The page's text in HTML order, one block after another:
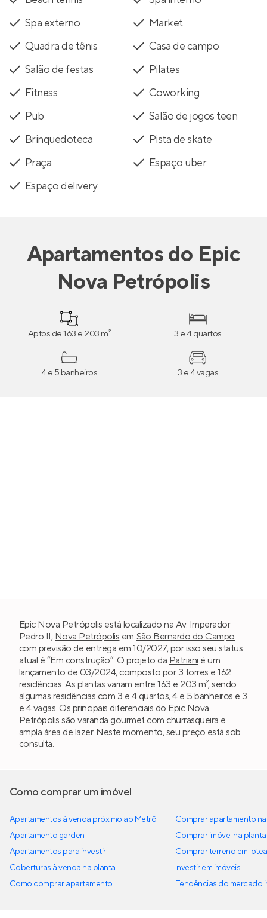
Spa externo
Market
Quadra de tênis
Casa de campo
Salão de festas
Pilates
Fitness
Coworking
Pub
Salão de jogos teen
Brinquedoteca
Pista de skate
Praça
Espaço uber
Espaço delivery
Apartamentosdo Epic
Nova Petrópolis
Aptos de 163 e 203 m² 3 e 4 quartos
4 e 5 banheiros 3 e 4 vagas
Epic Nova Petrópolis está localizado na Av. Imperador
Pedro II, Nova Petrópolis em São Bernardo do Campo
com previsão de entrega em 10/2027, por isso seu status
atual é “Em construção”. O projeto da Patriani é um
lançamento de 03/2024, composto por 3 torres e 162
residências. As plantas variam entre 163 e 203 m², sendo
algumas residências com 3 e 4 quartos, 4 e 5 banheiros e 3
e 4 vagas. Os principais diferenciais do Epic Nova
Petrópolis são varanda gourmet com churrasqueira e
ampla área de lazer. Neste momento, seu preço está sob
consulta.
Como comprar um imóvel
Apartamentos à venda próximo ao Metrô
Apartamento garden
Apartamentos para investir
Coberturas à venda na planta
Como comprar apartamento
Comprar apartamento
Comprar imóvel na planta
Comprar terreno em
Investir em imóveis
Tendências do mercado